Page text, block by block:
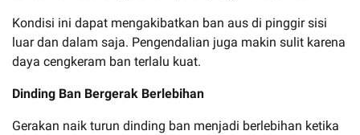
Kondisi ini dapat mengakibatkan ban aus di pinggir sisi
luar dan dalam saja. Pengendalian juga makin sulit karena
daya cengkeram ban terlalu kuat.
Dinding Ban Bergerak Berlebihan
Gerakan naik turun dinding ban menjadi berlebihan ketika